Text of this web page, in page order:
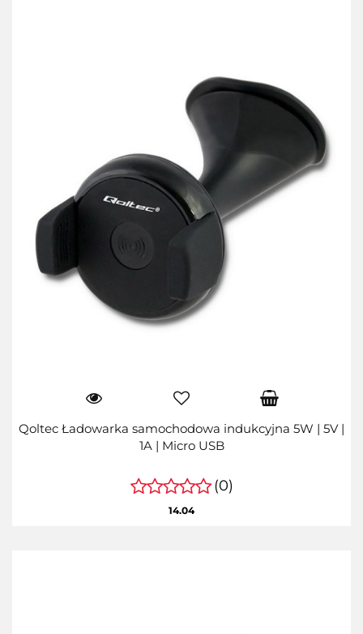
Qoltec Ładowarka samochodowa indukcyjna 5W | 5V |
1A | Micro USB
(0)
14.04